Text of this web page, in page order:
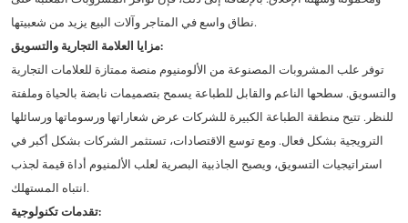
نطاق واسع في المتاجر وآلات البيع يزيد من شعبيتها.
مزايا العلامة التجارية والتسويق:
توفر علب المشروبات المصنوعة من الألومنيوم منصة ممتازة للعلامات التجارية
والتسويق. سطحها الناعم والقابل للطباعة يسمح بتصميمات نابضة بالحياة وملفتة
للنظر. تتيح منطقة الطباعة الكبيرة للشركات عرض شعاراتها ورسوماتها ورسائلها
الترويجية بشكل فعال. ومع توسع الاقتصادات، تستثمر الشركات بشكل أكبر في
استراتيجيات التسويق، ويصبح الجاذبية البصرية لعلب الألمنيوم أداة قيمة لجذب
انتباه المستهلك.
تقدمات تكنولوجية: